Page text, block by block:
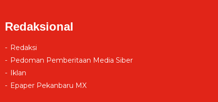
Redaksional
Redaksi
Pedoman Pemberitaan Media Siber
Iklan
Epaper Pekanbaru MX